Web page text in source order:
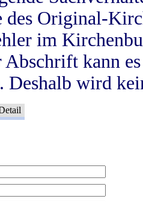
Original-
im
kann
Deshalb wird